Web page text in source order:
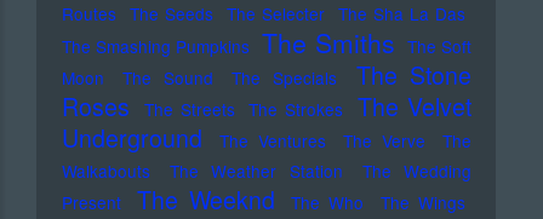
Routes The Seeds The Selecter The Sha La Das
The Smashing Pumpkins The Smiths The Soft
Moon
The Sound The Specials
The Stone
Roses
The Streets The Strokes
The Velvet
Underground
The Ventures The Verve
The
Walkabouts
The Weather Station
The Wedding
Present
The Weeknd The Who
The Wings